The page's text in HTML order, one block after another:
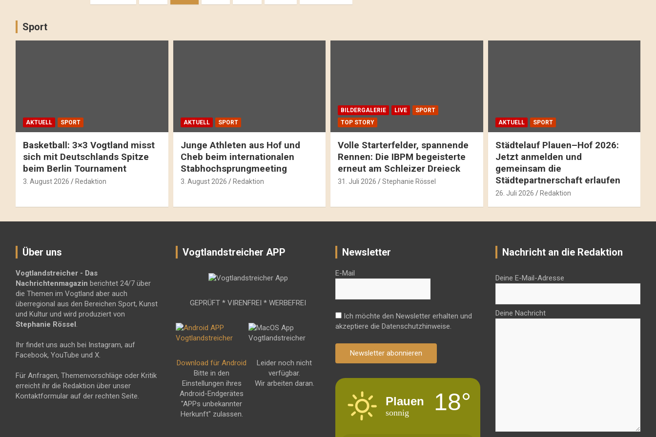
Sport
AKTUELL SPORT
Basketball: 3×3 Vogtland misst
sich mit Deutschlands Spitze
beim Berlin Tournament
3. August 2026 Redaktion
AKTUELL SPORT
Junge Athleten aus Hof und
Cheb beim internationalen
Stabhochsprungmeeting
3. August 2026 Redaktion
BILDERGALERIE LIVE
SPORT
TOP STORY
Volle Starterfelder, spannende
Rennen: Die IBPM begeisterte
erneut am Schleizer Dreieck
31. Juli 2026 Stephanie Rössel
AKTUELL SPORT
Städtelauf Plauen–Hof 2026:
Jetzt anmelden und
gemeinsam die
Städtepartnerschaft erlaufen
26. Juli 2026 Redaktion
Über uns
Vogtlandstreicher - Das
Nachrichtenmagazin berichtet 24/7 über
die Themen im Vogtland aber auch
überregional aus den Bereichen Sport, Kunst
und Kultur und wird produziert von
Stephanie Rössel.
Ihr findet uns auch bei Instagram, auf
Facebook, YouTube und X.
Für Anfragen, Themenvorschläge oder Kritik
erreicht ihr die Redaktion über unser
Kontaktformular auf der rechten Seite.
Vogtlandstreicher APP
GEPRÜFT * VIRENFREI * WERBEFREI
Download für Android
Bitte in den
Einstellungen ihres
Android-Endgerätes
"APPs unbekannter
Herkunft" zulassen.
Leider noch nicht
verfügbar.
Wir arbeiten daran.
Newsletter
E-Mail
Ich möchte den Newsletter erhalten und
akzeptiere die Datenschutzhinweise.
Newsletter abonnieren
Plauen
sonnig 18°
Nachricht an die Redaktion
Deine E-Mail-Adresse
Deine Nachricht